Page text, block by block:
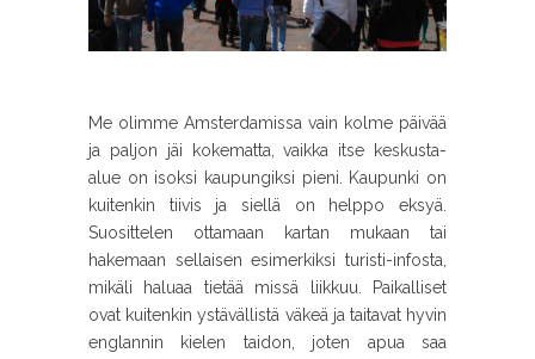
Me olimme Amsterdamissa vain kolme päivää
ja paljon jäi kokematta, vaikka itse keskusta-
alue on isoksi kaupungiksi pieni. Kaupunki on
kuitenkin tiivis ja siellä on helppo eksyä.
Suosittelen ottamaan kartan mukaan tai
hakemaan sellaisen esimerkiksi turisti-infosta,
mikäli haluaa tietää missä liikkuu. Paikalliset
ovat kuitenkin ystävällistä väkeä ja taitavat hyvin
englannin kielen taidon, joten apua saa